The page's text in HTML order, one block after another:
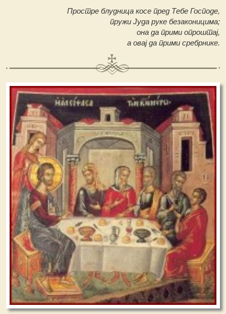
Простре блудница косе пред Тебе Господе,
пружи Јуда руке безаконицима;
она да прими опроштај,
а овај да прими сребрнике.